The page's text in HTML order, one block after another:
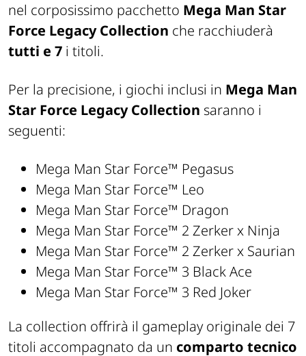
nel corposissimo pacchetto Mega Man Star
Force Legacy Collection che racchiuderà
tutti e 7 i titoli.
Per la precisione, i giochi inclusi in Mega Man
Star Force Legacy Collection saranno i
seguenti:
Mega Man Star Force™ Pegasus
Mega Man Star Force™ Leo
Mega Man Star Force™ Dragon
Mega Man Star Force™ 2 Zerker x Ninja
Mega Man Star Force™ 2 Zerker x Saurian
Mega Man Star Force™ 3 Black Ace
Mega Man Star Force™ 3 Red Joker
La collection offrirà il gameplay originale dei 7
titoli accompagnato da un comparto tecnico